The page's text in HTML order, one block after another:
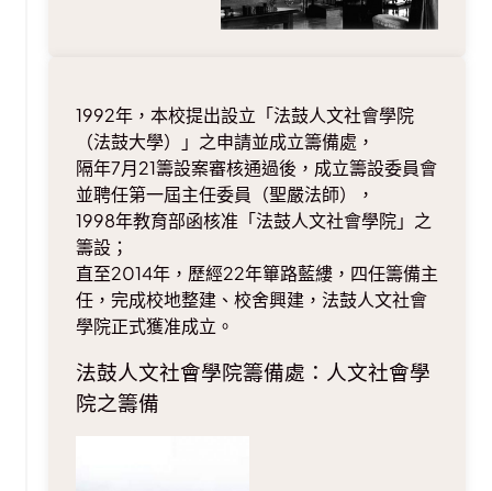
1992年，本校提出設立「法鼓人文社會學院
（法鼓大學）」之申請並成立籌備處，
隔年7月21籌設案審核通過後，成立籌設委員會
並聘任第一屆主任委員（聖嚴法師），
1998年教育部函核准「法鼓人文社會學院」之
籌設；
直至2014年，歷經22年篳路藍縷，四任籌備主
任，完成校地整建、校舍興建，法鼓人文社會
學院正式獲准成立。
法鼓人文社會學院籌備處：人文社會學
院之籌備